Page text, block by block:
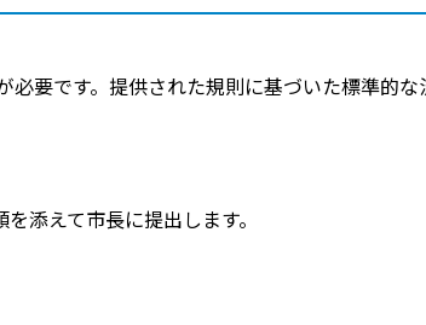
要です。提供された規則に基づいた標準的な
添えて市長に提出します。